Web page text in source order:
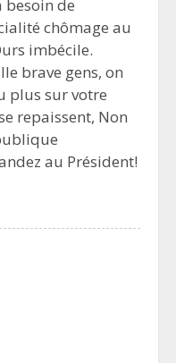
besoin de
chômage au
imbécile.
brave gens, on
plus sur votre
repaissent, Non
au Président!